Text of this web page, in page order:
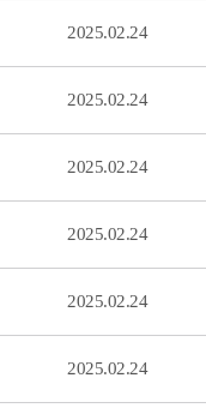
2025.02.24
2025.02.24
2025.02.24
2025.02.24
2025.02.24
2025.02.24